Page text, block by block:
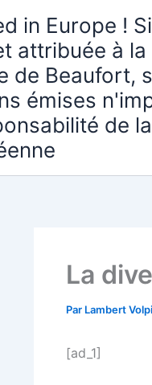
in Europe !
attribuée à
de Beaufort,
émises
de
La
Par Lambert Volpi
[ad_1]